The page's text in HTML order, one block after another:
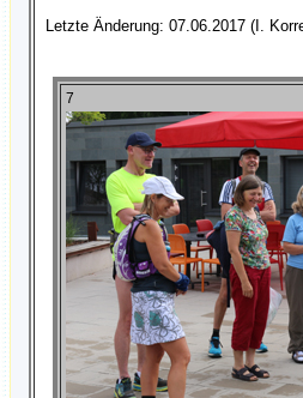
Letzte Änderung: 07.06.2017 (I.
7